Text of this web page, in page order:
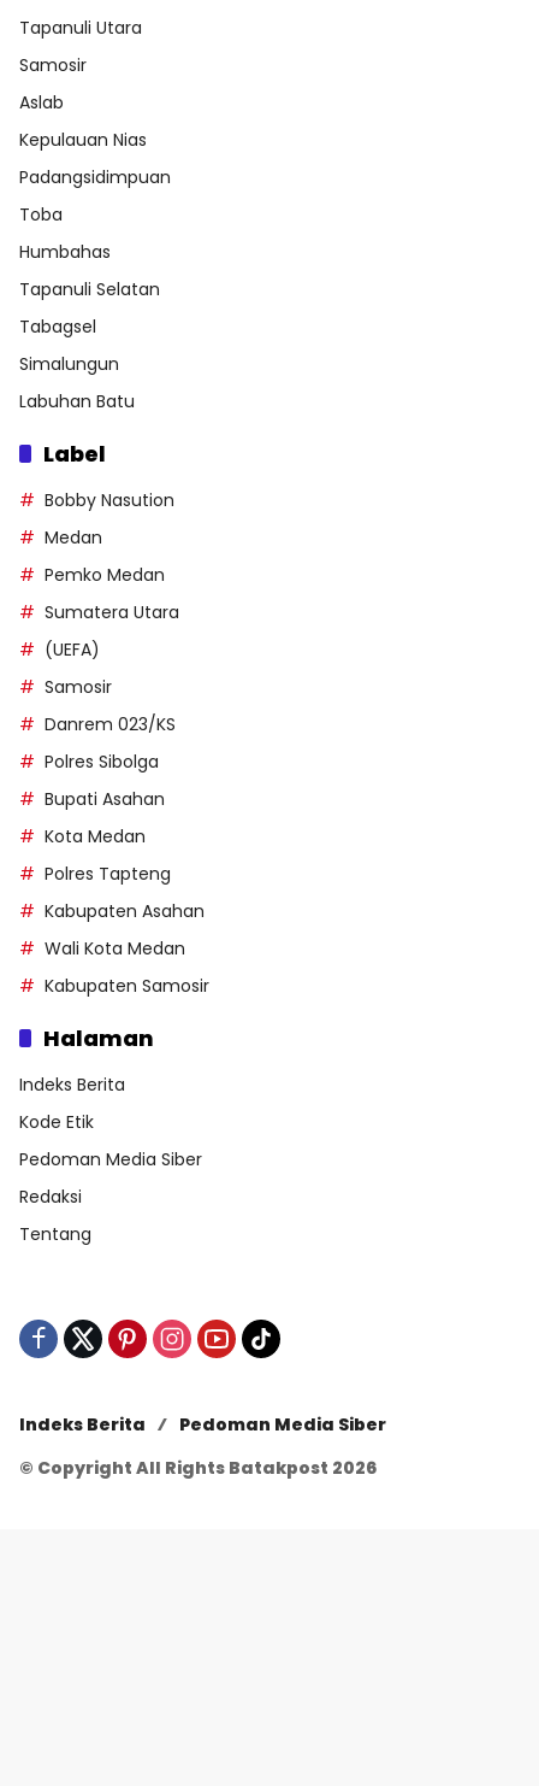
Tapanuli Utara
Samosir
Aslab
Kepulauan Nias
Padangsidimpuan
Toba
Humbahas
Tapanuli Selatan
Tabagsel
Simalungun
Labuhan Batu
Label
Bobby Nasution
Medan
Pemko Medan
Sumatera Utara
(UEFA)
Samosir
Danrem 023/KS
Polres Sibolga
Bupati Asahan
Kota Medan
Polres Tapteng
Kabupaten Asahan
Wali Kota Medan
Kabupaten Samosir
Halaman
Indeks Berita
Kode Etik
Pedoman Media Siber
Redaksi
Tentang
Indeks Berita
Pedoman Media Siber
© Copyright All Rights Batakpost 2026